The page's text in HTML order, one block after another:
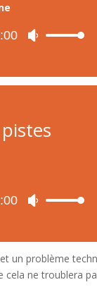
Use
keys
or
Use
to
increase
un problème
cela ne troublera